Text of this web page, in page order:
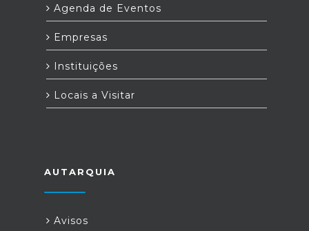
Agenda de Eventos
Empresas
Instituições
Locais a Visitar
AUTARQUIA
Avisos